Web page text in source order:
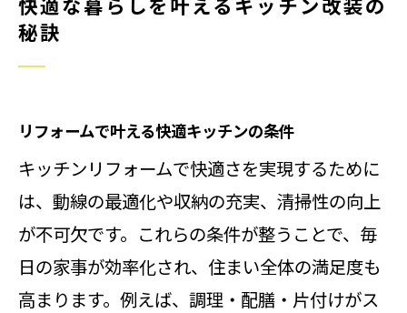
リフォームで実現する省エネキッチ
エコ住宅を叶える最新設備取り入れ
例
補助金利用で省エネリフォームを賢
く進行
埼玉のリフォームでエコな暮らしを
秘訣
リフォームで叶える快適キッチンの条件
キッチンリフォームで快適さを実現するために
は、動線の最適化や収納の充実、清掃性の向上
が不可欠です。これらの条件が整うことで、毎
日の家事が効率化され、住まい全体の満足度も
高まります。例えば、調理・配膳・片付けがス